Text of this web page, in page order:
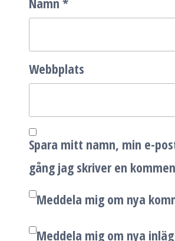
Webbplats
Spara mitt namn, min e-
gång jag skriver en
Meddela mig om nya
Meddela mig om nya